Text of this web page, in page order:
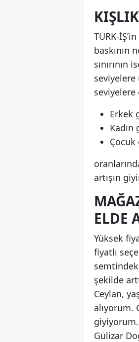
TÜRK-
baskının
seviyelere
seviyelere
Erkek
Kadın
Çocuk
artışın
ELDE
Yüksek
fiyatlı
şekilde
Ceylan,
alıyorum.
Gülizar